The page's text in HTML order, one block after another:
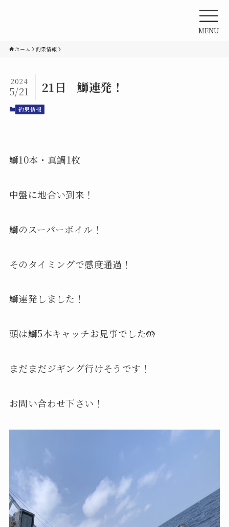
MENU
ホーム 釣果情報
21日 鰤連発！
2024
5/21
釣果情報
鰤10本・真鯛1枚
中盤に地合い到来！
鰤のスーパーボイル！
そのタイミングで感度通過！
鰤連発しました！
頭は鰤5本キャッチお見事でした🤲
まだまだジギング行けそうです！
お問い合わせ下さい！